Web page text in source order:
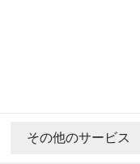
その他のサービス